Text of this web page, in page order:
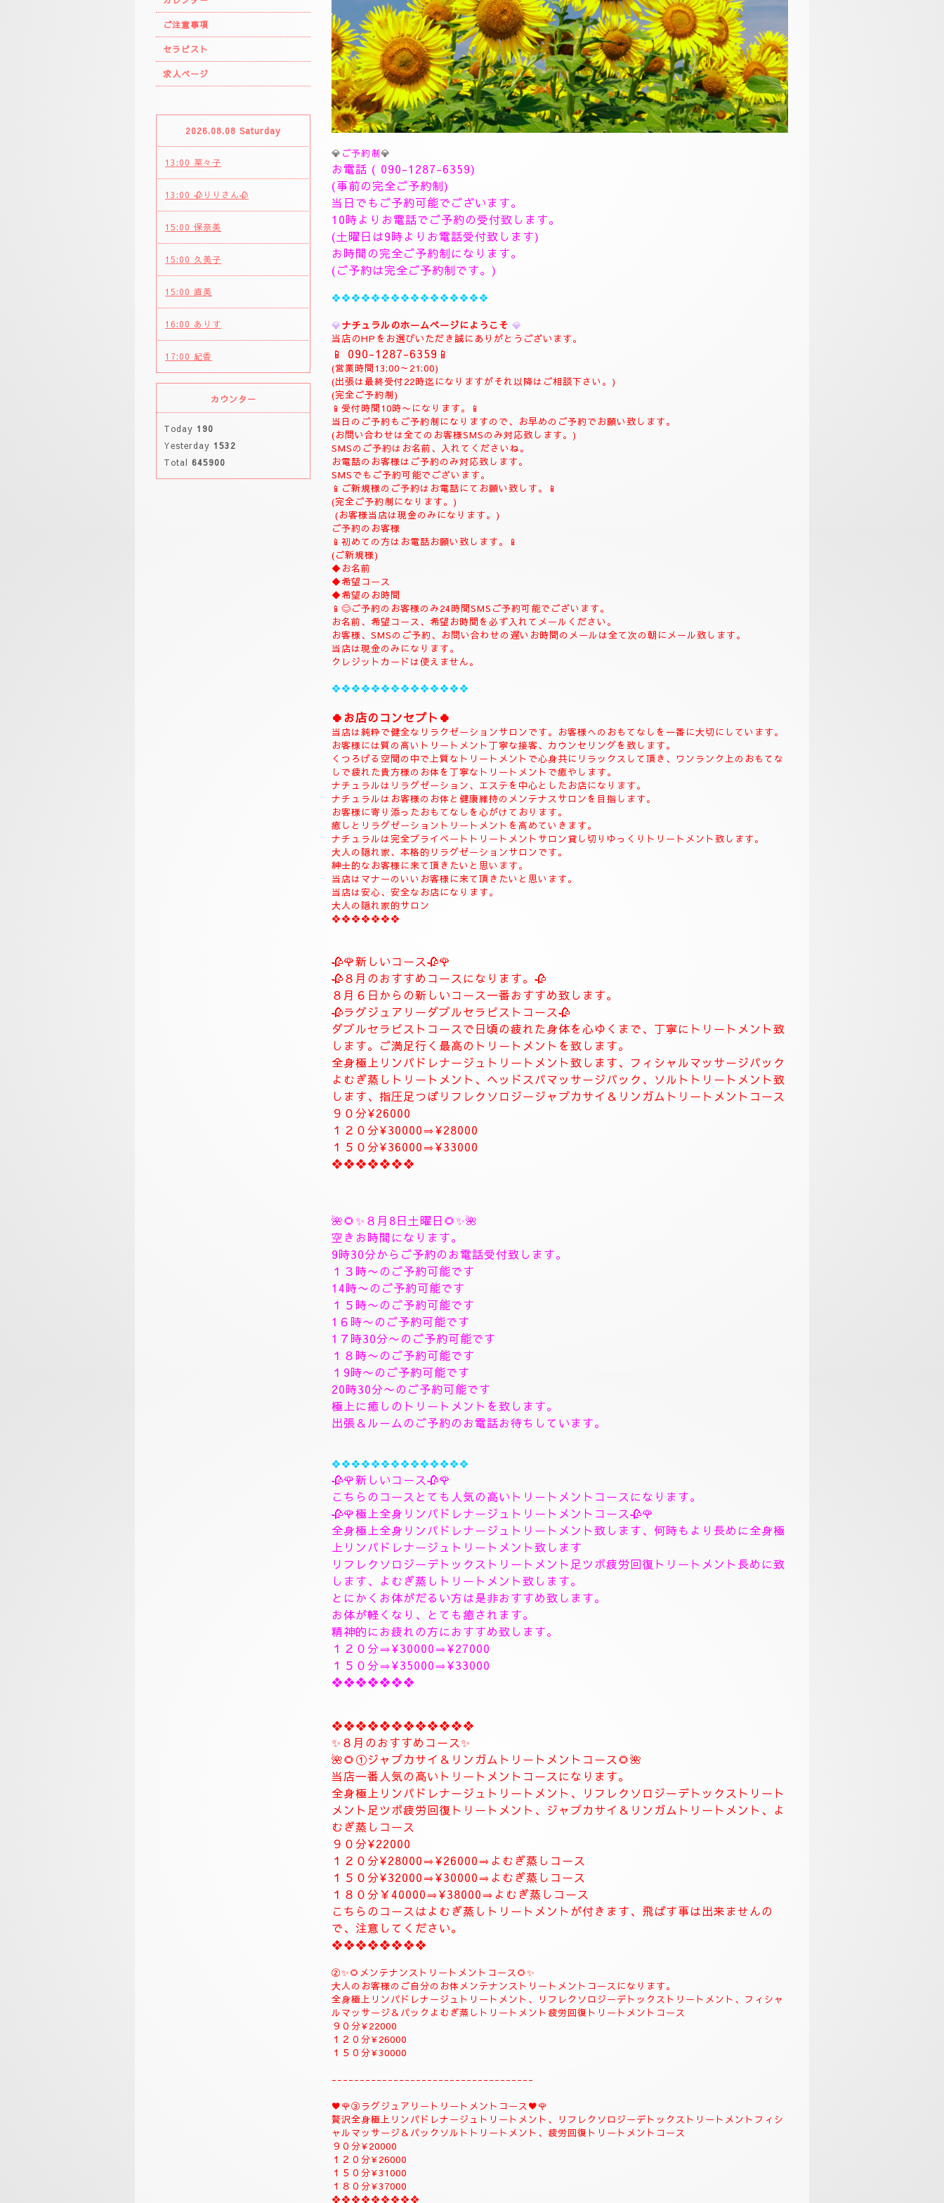
💎ご予約制💎
お電話 (090-1287-6359)
(事前の完全ご予約制)
当日でもご予約可能でございます。
10時よりお電話でご予約の受付致します。
(土曜日は9時よりお電話受付致します)
お時間の完全ご予約制になります。
(ご予約は完全ご予約制です。)
❖❖❖❖❖❖❖❖❖❖❖❖❖❖❖❖
💎ナチュラルのホームページにようこそ 💎
当店のHPをお選びいただき誠にありがとうございます。
📱090-1287-6359 📱
(出張は最終受付22時迄になりますがそれ以降はご相談下さい。)
📱受付時間10時〜になります。📱
当日のご予約もご予約制になりますので、お早めのご予約でお願い致します。
(お問い合わせは全てのお客様SMSのみ対応致します。)
SMSのご予約はお名前、入れてくださいね。
お電話のお客様はご予約のみ対応致します。
SMSでもご予約可能でございます。
📱ご新規様のご予約はお電話にてお願い致しす。📱
(完全ご予約制になります。)
(お客様当店は現金のみになります。)
ご予約のお客様
📱初めての方はお電話お願い致します。📱
(ご新規様)
◆お名前
◆希望コース
◆希望のお時間
📱😊ご予約のお客様のみ24時間SMSご予約可能でございます。
お名前、希望コース、希望お時間を必ず入れてメールください。
クレジットカードは使えません。
❖❖❖❖❖❖❖❖❖❖❖❖❖❖
🍀お店のコンセプト🍀
当店は純粋で健全なリラクゼーションサロンです。お客様へのおもてなしを一番に大切にしています。
お客様には質の高いトリートメント丁寧な接客、カウンセリングを致します。
くつろげる空間の中で上質なトリートメントで心身共にリラックスして頂き、ワンランク上のおもてな
しで疲れた貴方様のお体を丁寧なトリートメントで癒やします。
ナチュラルはリラグゼーション、エステを中心としたお店になります。
ナチュラルはお客様のお体と健康維持のメンテナスサロンを目指します。
お客様に寄り添ったおもてなしを心がけております。
癒しとリラグゼーショントリートメントを高めていきます。
ナチュラルは完全プライベートトリートメントサロン貸し切りゆっくりトリートメント致します。
大人の隠れ家、本格的リラグゼーションサロンです。
紳士的なお客様に来て頂きたいと思います。
❖❖❖❖❖❖❖
🥀🌹新しいコース🥀🌹
🥀８月のおすすめコースになります。🥀
８月６日からの新しいコース一番おすすめ致します。
🥀ラグジュアリーダブルセラピストコース🥀
ダブルセラピストコースで日頃の疲れた身体を心ゆくまで、丁寧にトリートメント致
します。ご満足行く最高のトリートメントを致します。
全身極上リンパドレナージュトリートメント致します、フィシャルマッサージパック
よむぎ蒸しトリートメント、ヘッドスパマッサージパック、ソルトトリートメント致
します、指圧足つぼリフレクソロジージャプカサイ＆リンガムトリートメントコース
９０分¥26000
１２０分¥30000⇒¥28000
❖❖❖❖❖❖❖
🌺🌻✨８月8日土曜日🌻✨🌺
空きお時間になります。
9時30分からご予約のお電話受付致します。
１３時〜のご予約可能です
14時〜のご予約可能です
１５時〜のご予約可能です
1６時〜のご予約可能です
1７時30分〜のご予約可能です
１８時〜のご予約可能です
１9時〜のご予約可能です
20時30分〜のご予約可能です
出張＆ルームのご予約のお電話お待ちしています。
❖❖❖❖❖❖❖❖❖❖❖❖❖❖
🥀🌹新しいコース🥀🌹
こちらのコースとても人気の高いトリートメントコースになります。
🥀🌹極上全身リンパドレナージュトリートメントコース🥀🌹
全身極上全身リンパドレナージュトリートメント致します、何時もより長めに全身極
上リンパドレナージュトリートメント致します
リフレクソロジーデトックストリートメント足ツボ疲労回復トリートメント長めに致
します、よむぎ蒸しトリートメント致します。
とにかくお体がだるい方は是非おすすめ致します。
お体が軽くなり、とても癒されます。
精神的にお疲れの方におすすめ致します。
１２０分⇒¥30000⇒¥27000
１５０分⇒¥35000⇒¥33000
❖❖❖❖❖❖❖
❖❖❖❖❖❖❖❖❖❖❖❖
✨８月のおすすめコース✨
🌺🌻①ジャプカサイ＆リンガムトリートメントコース🌻🌺
当店一番人気の高いトリートメントコースになります。
メント足ツボ疲労回復トリートメント、ジャプカサイ＆リンガムトリートメント、よ
むぎ蒸しコース
９０分¥22000
１２０分¥28000⇒¥26000⇒よむぎ蒸しコース
１５０分¥32000⇒¥30000⇒よむぎ蒸しコース
１８０分￥40000⇒¥38000⇒よむぎ蒸しコース
ご注意事項
セラピスト
求人ページ
2026.08.08 Saturday
13:00 菜々子
13:00 🥀りりさん🥀
15:00 保奈美
15:00 久美子
15:00 直美
16:00 ありす
17:00 紀香
カウンター
Today 190
Yesterday 1532
Total 645900